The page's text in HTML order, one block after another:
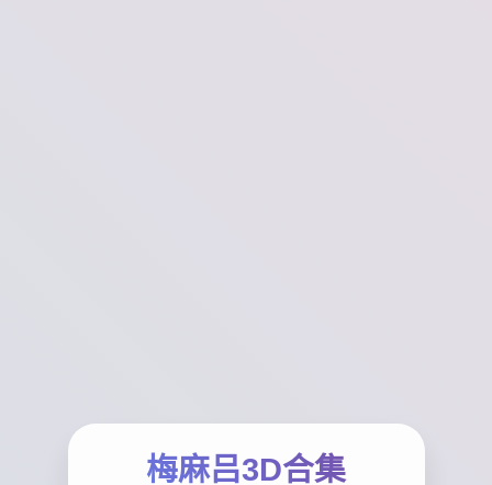
梅麻吕3D合集